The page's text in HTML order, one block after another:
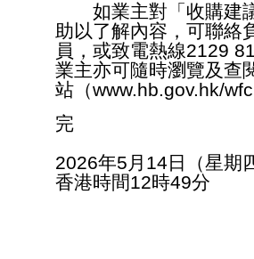
如業主對「收購建議
助以了解內容，可聯絡
員，或致電熱線2129
業主亦可隨時瀏覽及查
站（www.hb.gov.hk/wfc
完
2026年5月14日（星期
香港時間12時49分